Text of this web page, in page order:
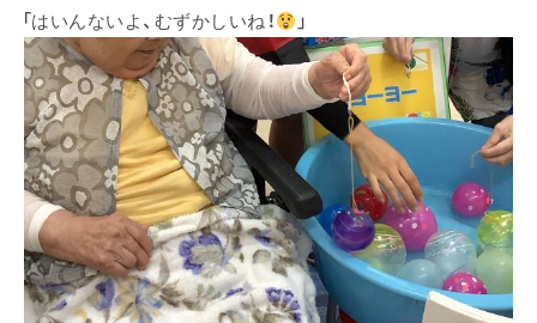
「はいんないよ、むずかしいね！ 」